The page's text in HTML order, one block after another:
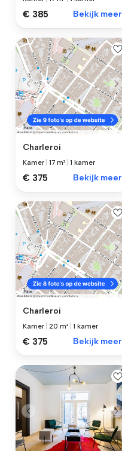
€ 385 Bekijk meer
Charleroi
Kamer |17 m² |1 kamer
€ 375 Bekijk meer
Charleroi
Kamer |20 m² |1 kamer
€ 375 Bekijk meer